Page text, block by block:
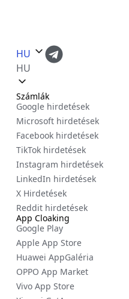
HU
HU
Számlák
Google hirdetések
Microsoft hirdetések
Facebook hirdetések
TikTok hirdetések
Instagram hirdetések
LinkedIn hirdetések
X Hirdetések
Reddit hirdetések
App Cloaking
Google Play
Apple App Store
Huawei AppGaléria
OPPO App Market
Vivo App Store